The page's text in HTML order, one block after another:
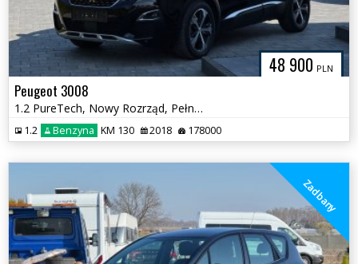
48 900 PLN
Peugeot 3008
1.2 PureTech, Nowy Rozrząd, Pełna książka serwisowa
1.2 Benzyna KM 130 2018 178000
Zadbany